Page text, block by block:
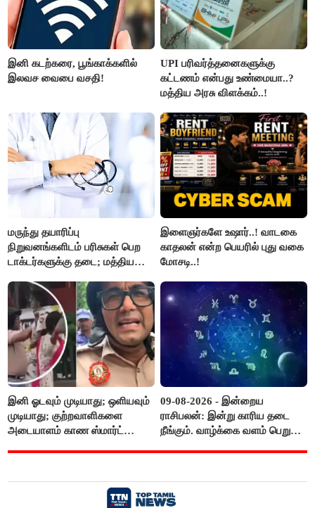
இனி கடற்கரை, பூங்காக்களில்
இலவச வைபை வசதி!
UPI பரிவர்த்தனைகளுக்கு
கட்டணம் என்பது உண்மையா..?
மத்திய அரசு விளக்கம்..!
மருந்து தயாரிப்பு
நிறுவனங்களிடம் பரிசுகள் பெற
டாக்டர்களுக்கு தடை; மத்திய
இளைஞர்களே உஷார்..! வாடகை
காதலன் என்ற பெயரில் புது வகை
மோசடி..!
இனி ஓடவும் முடியாது; ஒளியவும்
முடியாது; குற்றவாளிகளை
அடையாளம் காண ஸ்மார்ட்
09-08-2026 - இன்றைய
ராசிபலன்: இன்று காரிய தடை
நீங்கும். வாழ்க்கை வளம் பெறும்.